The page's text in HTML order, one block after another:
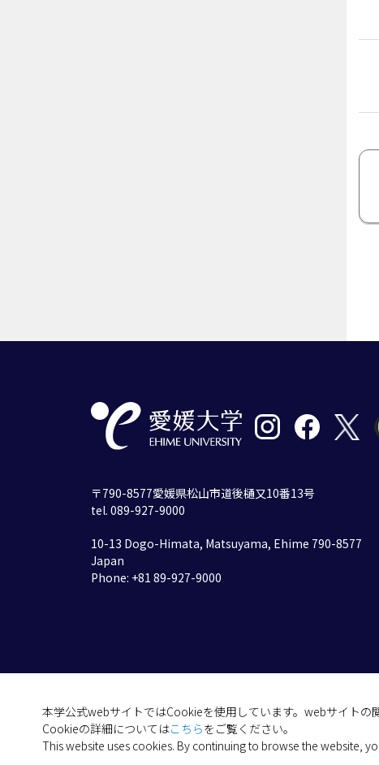
本学公式webサイトではCookieを使用しています。webサイトの
Cookieの詳細についてはこちらをご覧ください。
This website uses cookies. By continuing to browse the website,
〒790-8577愛媛県松山市道後樋又10番13号
tel. 089-927-9000
10-13 Dogo-Himata, Matsuyama, Ehime 790-8577
Japan
Phone: +81 89-927-9000